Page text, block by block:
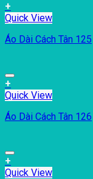
+
Quick View
Áo Dài Cách Tân 125
+
Quick View
Áo Dài Cách Tân 126
+
Quick View